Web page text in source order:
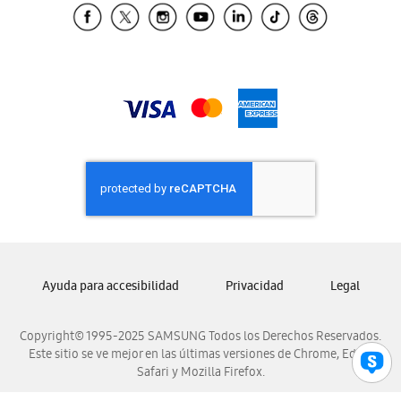
Samsung El Salvador
Samsung Nicaragua
Samsung Panamá
Samsung República Dominicana
Samsung Venezuela
Copyright© 1995-2025 SAMSUNG Todos los Derechos Reservados.
Este sitio se ve mejor en las últimas versiones de Chrome, Edge,
Safari y Mozilla Firefox.
Ayuda para accesibilidad Privacidad Legal